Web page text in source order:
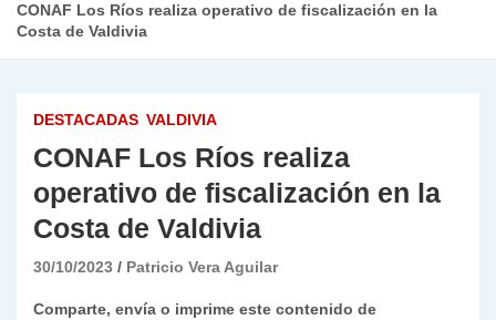
CONAF Los Ríos realiza operativo de fiscalización en la
Costa de Valdivia
DESTACADAS VALDIVIA
CONAF Los Ríos realiza
operativo de fiscalización en la
Costa de Valdivia
30/10/2023 Patricio Vera Aguilar
Comparte, envía o imprime este contenido de